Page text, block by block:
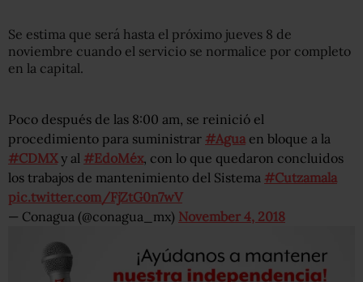
Se estima que será hasta el próximo jueves 8 de
noviembre cuando el servicio se normalice por completo
en la capital.
Poco después de las 8:00 am, se reinició el
procedimiento para suministrar #Aguaen bloque a la
#CDMXy al #EdoMéx, con lo que quedaron concluidos
los trabajos de mantenimiento del Sistema #Cutzamala
pic.twitter.com/FjZtG0n7wV
— Conagua (@conagua_mx) November 4, 2018